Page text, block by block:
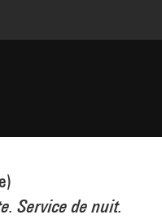
Service de nuit.